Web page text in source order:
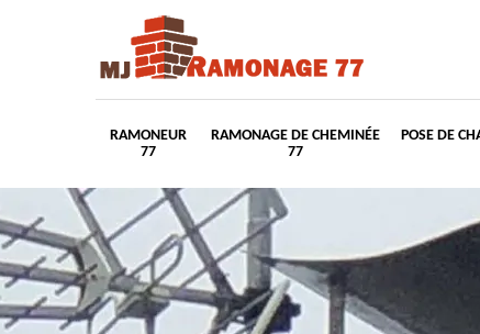
RAMONEUR
77
RAMONAGE DE CHEMINÉE
77
POSE DE